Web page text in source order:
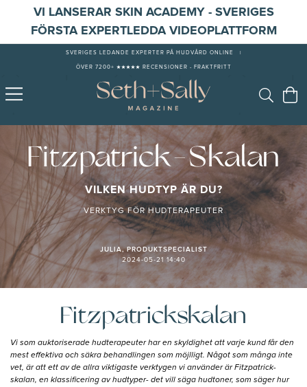
VI LANSERAR SKIN ACADEMY - SVERIGES
FÖRSTA EXPERTLEDDA VIDEOPLATTFORM
SVERIGES LEDANDE EXPERTER PÅ HUDVÅRD ONLINE
ÖVER 7200+ ★★★★★ RECENSIONER - FRAKTFRITT
Fitzpatrick-Skalan
VILKEN HUDTYP ÄR DU?
VERKTYG FÖR HUDTERAPEUTER
JULIA, PRODUKTSPECIALIST
2024-05-21 14:40
Fitzpatrickskalan
Vi som auktoriserade hudterapeuter har en skyldighet att varje kund får den
mest effektiva och säkra behandlingen som möjlligt. Något som många inte
vet, är att ett av de allra viktigaste verktygen vi använder är Fitzpatrick-
skalan, en klassificering av hudtyper- det vill säga hudtoner, som säger hur